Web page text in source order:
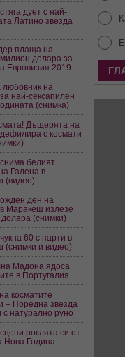
дует с най-
Латино звезда
плаща на
долара за
Евровизия 2019
любовник на
най-сексапилен
(снимка)
Дъщерята на
с космати
белият
Галена в
(видео)
ден на
Маракеш излезе
(снимки)
60 с парти в
(снимки и видео)
Мадона ядоса
в Португалия
косматите
– Поредна звезда
с натурално руно
роклята си от
Нова Година